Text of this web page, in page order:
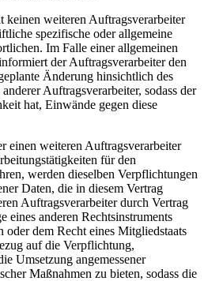
keinen weiteren Auftragsverarbeiter
spezifische oder allgemeine
Im Falle einer allgemeinen
der Auftragsverarbeiter den
Änderung hinsichtlich des
Auftragsverarbeiter, sodass der
hat, Einwände gegen diese
einen weiteren Auftragsverarbeiter
für den
werden dieselben Verpflichtungen
Daten, die in diesem Vertrag
Auftragsverarbeiter durch Vertrag
eines anderen Rechtsinstruments
oder dem Recht eines Mitgliedstaats
auf die Verpflichtung,
Umsetzung angemessener
Maßnahmen zu bieten, sodass die